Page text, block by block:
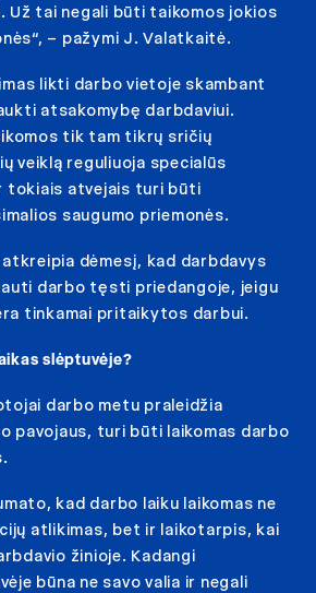
Už tai negali būti taikomos jokios
– pažymi J. Valatkaitė.
likti darbo vietoje skambant
atsakomybę darbdaviui.
tik tam tikrų sričių
veiklą reguliuoja specialūs
tokiais atvejais turi būti
saugumo priemonės.
dėmesį, kad darbdavys
darbo tęsti priedangoje, jeigu
tinkamai pritaikytos darbui.
slėptuvėje?
darbo metu praleidžia
pavojaus, turi būti laikomas darbo
kad darbo laiku laikomas ne
atlikimas, bet ir laikotarpis, kai
žinioje. Kadangi
būna ne savo valia ir negali